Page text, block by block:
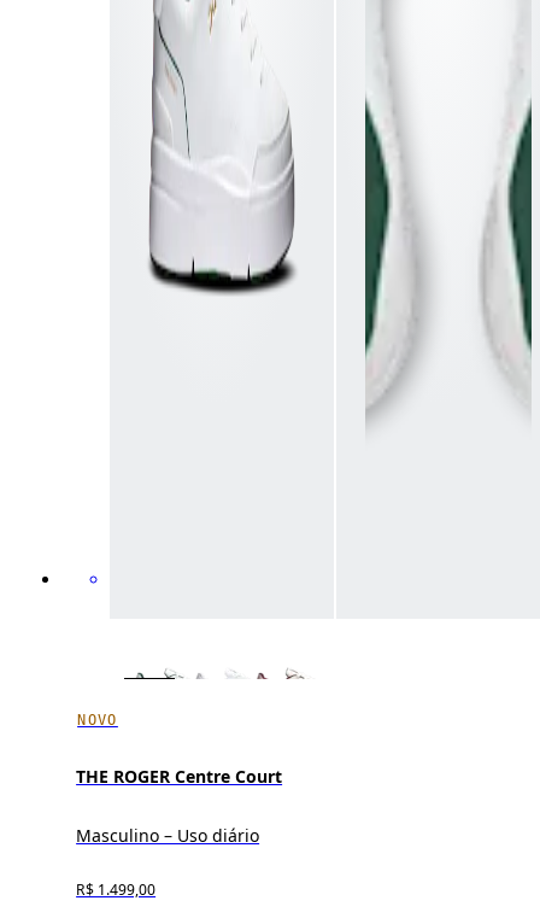
NOVO
THE ROGER Centre Court
Masculino – Uso diário
R$ 1.499,00